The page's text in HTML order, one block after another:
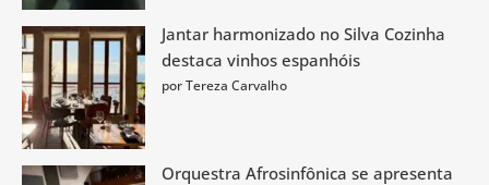
Jantar harmonizado no Silva Cozinha
destaca vinhos espanhóis
por Tereza Carvalho
Orquestra Afrosinfônica se apresenta